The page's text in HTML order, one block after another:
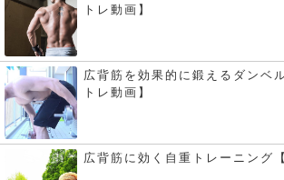
トレ動画】
広背筋を効果的に鍛えるダンベ
トレ動画】
広背筋に効く自重トレーニング